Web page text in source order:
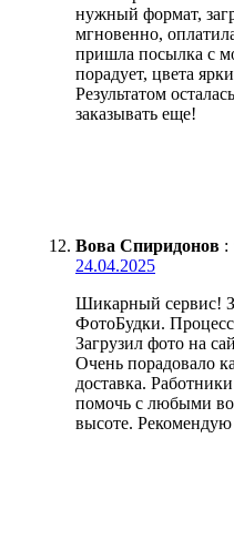
нужный формат,
мгновенно,
пришла посылка с
порадует, цвета
Результатом
заказывать еще!
Вова Спиридонов :
24.04.2025
Шикарный сервис!
ФотоБудки.
Загрузил фото на
Очень порадовало
доставка.
помочь с любыми
высоте.